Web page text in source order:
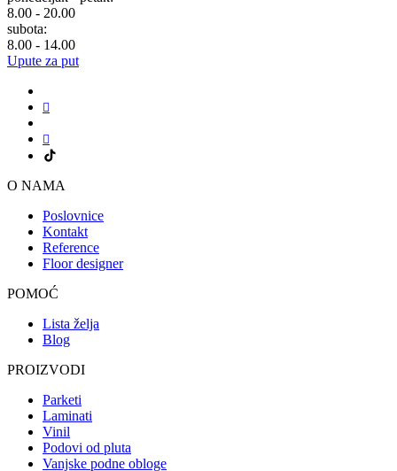
8.00 - 20.00
subota:
8.00 - 14.00
Upute za put
O NAMA
Poslovnice
Kontakt
Reference
Floor designer
POMOĆ
Lista želja
Blog
PROIZVODI
Parketi
Laminati
Vinil
Podovi od pluta
Vanjske podne obloge